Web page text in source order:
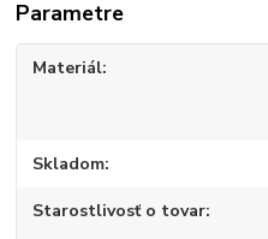
Parametre
Materiál
Skladom
Starostlivosť o tovar